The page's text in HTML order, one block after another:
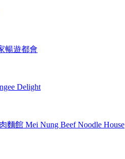
暢遊都會
Delight
麵館 Mei Nung Beef Noodle House